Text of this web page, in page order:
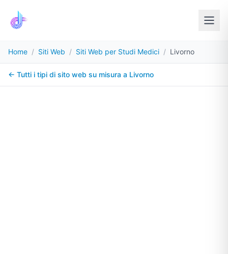
Home / Siti Web / Siti Web per Studi Medici / Livorno
← Tutti i tipi di sito web su misura a Livorno